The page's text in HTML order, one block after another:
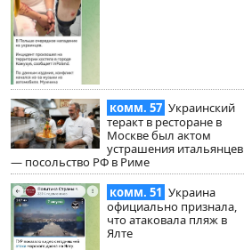
комм. 57 Украинский
теракт в ресторане в
Москве был актом
устрашения итальянцев
— посольство РФ в Риме
комм. 51 Украина
официально признала,
что атаковала пляж в
Ялте